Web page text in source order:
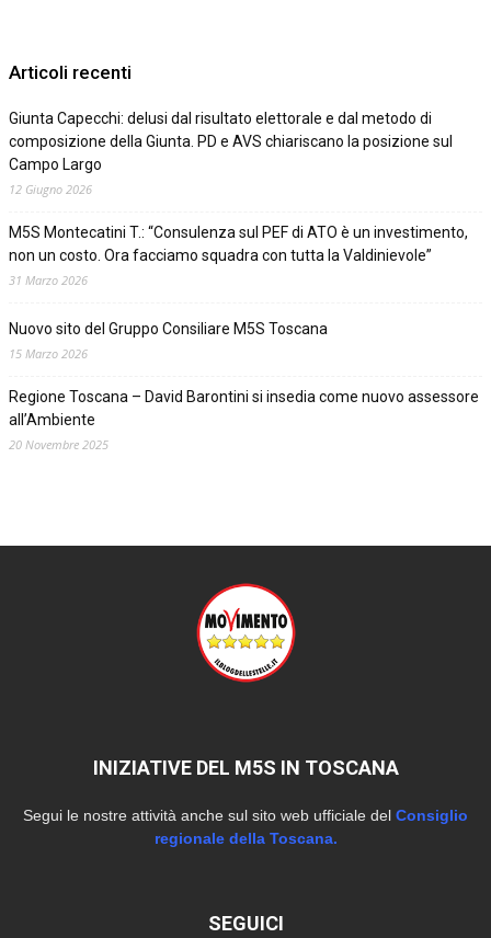
Articoli recenti
Giunta Capecchi: delusi dal risultato elettorale e dal metodo di
composizione della Giunta. PD e AVS chiariscano la posizione sul
Campo Largo
12 Giugno 2026
M5S Montecatini T.: “Consulenza sul PEF di ATO è un investimento,
non un costo. Ora facciamo squadra con tutta la Valdinievole”
31 Marzo 2026
Nuovo sito del Gruppo Consiliare M5S Toscana
15 Marzo 2026
Regione Toscana – David Barontini si insedia come nuovo assessore
all’Ambiente
20 Novembre 2025
INIZIATIVE DEL M5S IN TOSCANA
Segui le nostre attività anche sul sito web ufficiale del Consiglio
regionale della Toscana.
SEGUICI